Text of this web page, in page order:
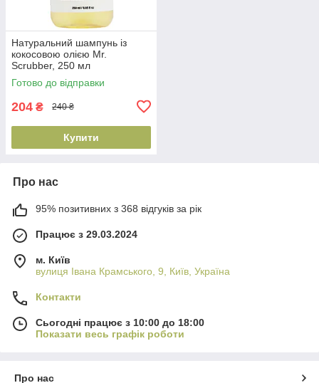
Натуральний шампунь із
кокосовою олією Mr.
Scrubber, 250 мл
(4820200231846)
Готово до відправки
204 ₴ 240 ₴
Купити
Про нас
95% позитивних з 368 відгуків за рік
Працює з 29.03.2024
м. Київ
вулиця Івана Крамського, 9, Київ, Україна
Контакти
Сьогодні працює з 10:00 до 18:00
Показати весь графік роботи
Про нас